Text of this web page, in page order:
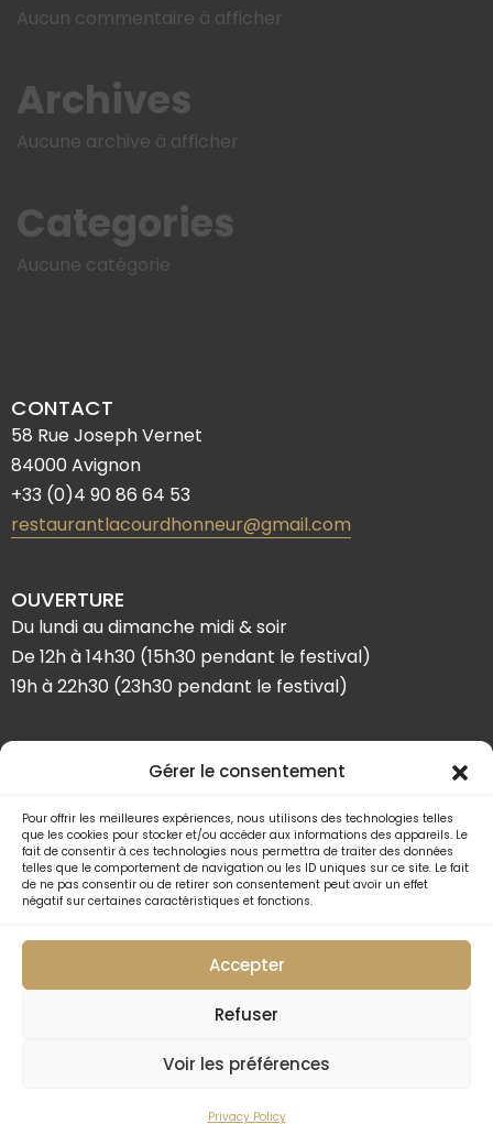
Gérer le consentement
Pour offrir les meilleures expériences, nous utilisons des technologies telles
que les cookies pour stocker et/ou accéder aux informations des appareils. Le
fait de consentir à ces technologies nous permettra de traiter des données
telles que le comportement de navigation ou les ID uniques sur ce site. Le fait
de ne pas consentir ou de retirer son consentement peut avoir un effet
négatif sur certaines caractéristiques et fonctions.
Accepter
Refuser
Voir les préférences
Privacy Policy
Aucun commentaire à afficher.
Archives
Aucune archive à afficher.
Categories
Aucune catégorie
CONTACT
58 Rue Joseph Vernet
84000 Avignon
+33 (0)4 90 86 64 53
restaurantlacourdhonneur@gmail.com
OUVERTURE
Du lundi au dimanche midi & soir
De 12h à 14h30 (15h30 pendant le festival)
19h à 22h30 (23h30 pendant le festival)
GRAZIE MILLE COMMUNICATION